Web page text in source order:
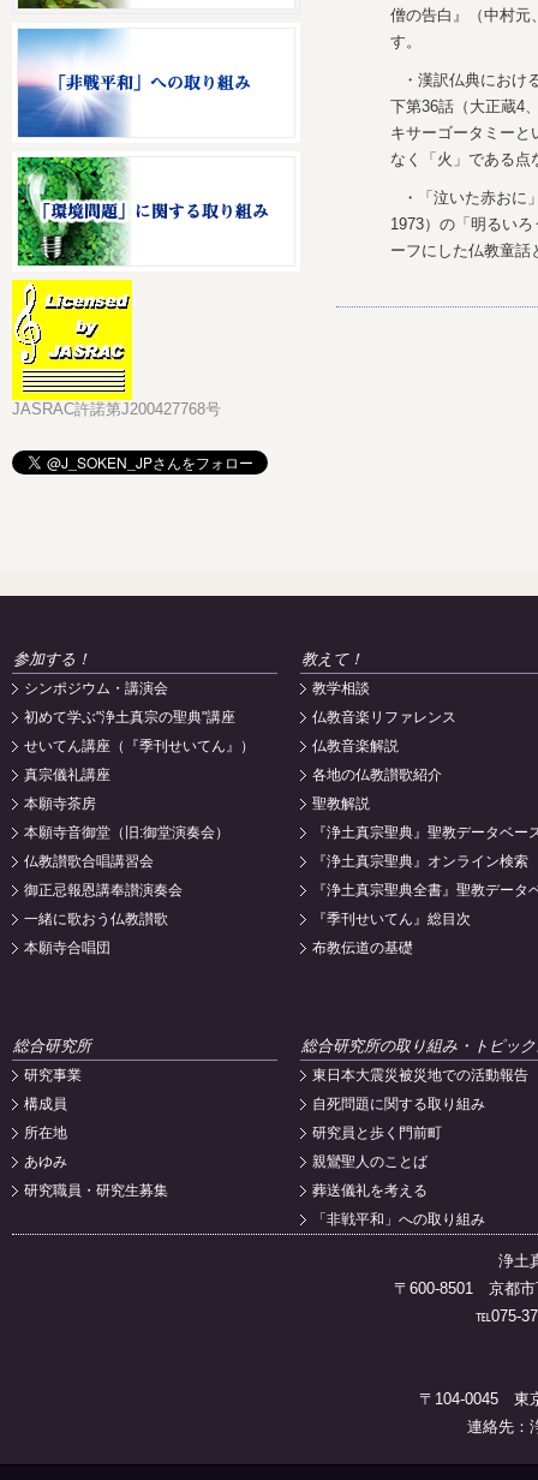
JASRAC許諾第J200427768号
僧の告白』（中村元
す。
・漢訳仏典におけ
下第36話（大正蔵4
キサーゴータミーと
なく「火」である点
・「泣いた赤おに
1973）の「明るい
ーフにした仏教童話
参加する！
シンポジウム・講演会
初めて学ぶ"浄土真宗の聖典"講座
せいてん講座（『季刊せいてん』）
真宗儀礼講座
本願寺茶房
本願寺音御堂（旧:御堂演奏会）
仏教讃歌合唱講習会
御正忌報恩講奉讃演奏会
一緒に歌おう仏教讃歌
本願寺合唱団
教えて！
教学相談
仏教音楽リファレンス
仏教音楽解説
各地の仏教讃歌紹介
聖教解説
『浄土真宗聖典』聖教データベー
『浄土真宗聖典』オンライン検索
『浄土真宗聖典全書』聖教データ
『季刊せいてん』総目次
布教伝道の基礎
総合研究所
研究事業
構成員
所在地
あゆみ
研究職員・研究生募集
総合研究所の取り組み・トピッ
東日本大震災被災地での活動報告
自死問題に関する取り組み
研究員と歩く門前町
親鸞聖人のことば
葬送儀礼を考える
「非戦平和」への取り組み
浄土
〒600-8501 京都市
℡075-
〒104-0045 東
連絡先：